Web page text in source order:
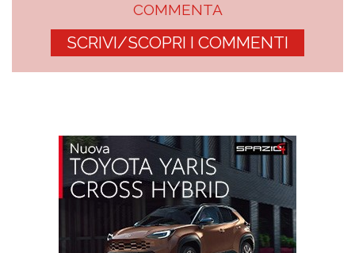
COMMENTA
SCRIVI/SCOPRI I COMMENTI